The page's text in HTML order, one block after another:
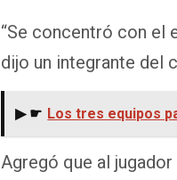
“Se concentró con el
dijo un integrante del
▶ ☛ Los tres equipos
Agregó que al